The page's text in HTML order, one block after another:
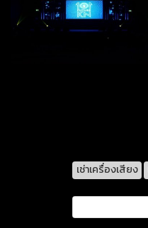
เช่าเครื่องเสียง